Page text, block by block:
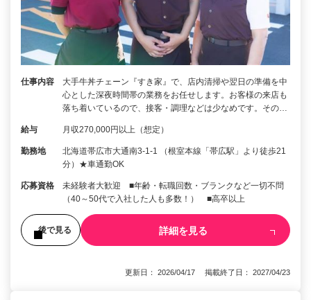
仕事内容
大手牛丼チェーン『すき家』で、店内清掃や翌日の準備を中
心とした深夜時間帯の業務をお任せします。お客様の来店も
落ち着いているので、接客・調理などは少なめです。その…
給与 月収270,000円以上（想定）
勤務地
北海道帯広市大通南3-1-1 （根室本線「帯広駅」より徒歩21
分）★車通勤OK
応募資格
未経験者大歓迎 ■年齢・転職回数・ブランクなど一切不問
（40～50代で入社した人も多数！） ■高卒以上
後で見る 詳細を見る
更新日： 2026/04/17 掲載終了日： 2027/04/23